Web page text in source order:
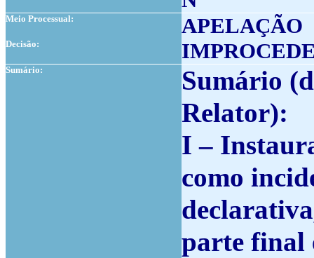
Meio Processual: APELAÇÃO
Decisão:
Sumário:
Sumário
Relator):
I –
como
parte final